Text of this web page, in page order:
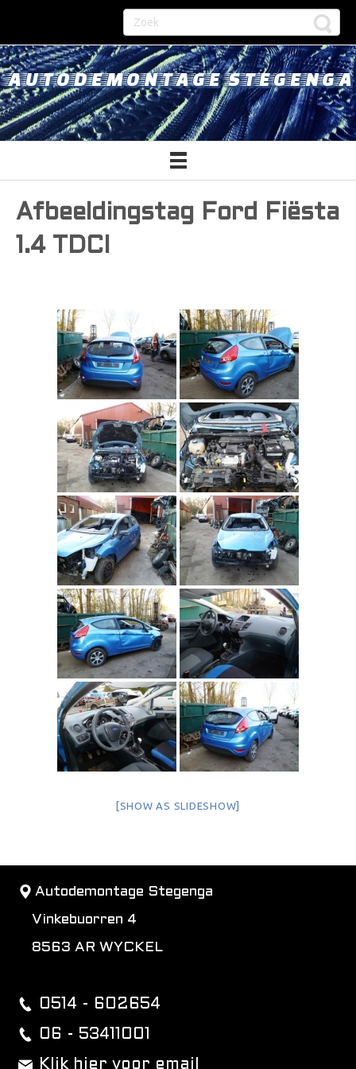
AUTODEMONTAGE STEGENGA
Afbeeldingstag Ford Fiësta
1.4 TDCI
[SHOW AS SLIDESHOW]
Autodemontage Stegenga
Vinkebuorren 4
8563 AR WYCKEL
0514 - 602654
06 - 53411001
Klik hier voor email